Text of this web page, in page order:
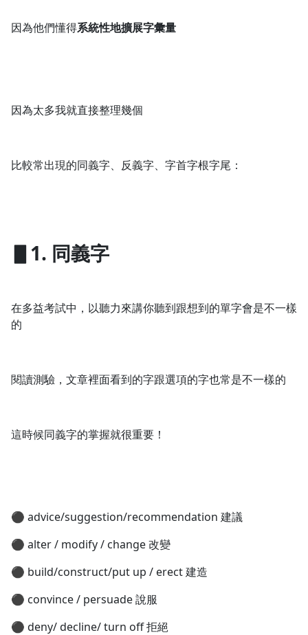
因為他們懂得系統性地擴展字彙量
因為太多我就直接整理幾個
比較常出現的同義字、反義字、字首字根字尾：
▋1. 同義字
在多益考試中，以聽力來講你聽到跟想到的單字會是不一樣
的
閱讀測驗，文章裡面看到的字跟選項的字也常是不一樣的
這時候同義字的掌握就很重要！
⚫ advice/suggestion/recommendation 建議
⚫ alter / modify / change 改變
⚫ build/construct/put up / erect 建造
⚫ convince / persuade 說服
⚫ deny/ decline/ turn off 拒絕